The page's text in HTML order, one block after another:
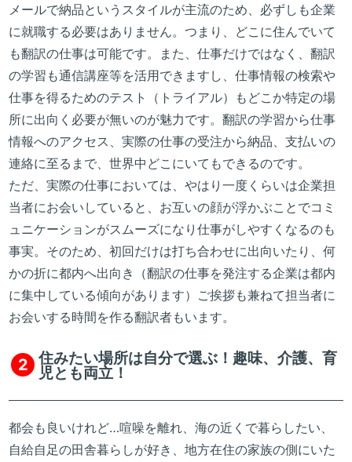
メールで納品というスタイルが主流のため、必ずしも企業
に就職する必要はありません。つまり、どこに住んでいて
も翻訳の仕事は可能です。また、仕事だけではなく、翻訳
の学習も通信講座等を活用できますし、仕事情報の検索や
仕事を得るためのテスト（トライアル）もどこか特定の場
所に出向く必要が無いのが魅力です。翻訳の学習から仕事
情報へのアクセス、実際の仕事の受注から納品、支払いの
連絡に至るまで、世界中どこにいてもできるのです。
ただ、実際の仕事においては、やはり一度くらいは企業担
当者にお会いしていると、お互いの顔が浮かぶことでコミ
ュニケーションがスムーズになり仕事がしやすくなるのも
事実。そのため、初回だけは打ち合わせに出向いたり、何
かの折に都内へ出向き（翻訳の仕事を発注する企業は都内
に集中している傾向があります）ご挨拶も兼ねて担当者に
お会いする時間を作る翻訳者もいます。
2 住みたい場所は自分で選ぶ！趣味、介護、育
児とも両立！
都会も良いけれど…喧噪を離れ、海の近くで暮らしたい、
自給自足の田舎暮らしが好き、地方在住の家族の側にいた